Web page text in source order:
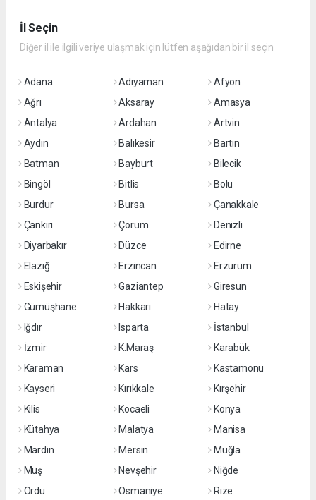
İl Seçin
Diğer il ile ilgili veriye ulaşmak için lütfen aşağıdan bir il seçin
Adana Adıyaman
Afyon
Ağrı
Aksaray
Amasya
Antalya
Ardahan
Artvin
Aydın
Balıkesir
Bartın
Batman
Bayburt
Bilecik
Bingöl
Bitlis
Bolu
Burdur
Bursa
Çanakkale
Çankırı
Çorum
Denizli
Diyarbakır
Düzce
Edirne
Elazığ
Erzincan
Erzurum
Eskişehir
Gaziantep
Giresun
Gümüşhane
Hakkari
Hatay
Iğdır
Isparta
İstanbul
İzmir
K.Maraş
Karabük
Karaman
Kars
Kastamonu
Kayseri
Kırıkkale
Kırşehir
Kilis
Kocaeli
Konya
Kütahya
Malatya
Manisa
Mardin
Mersin
Muğla
Muş
Nevşehir
Niğde
Ordu
Osmaniye Rize